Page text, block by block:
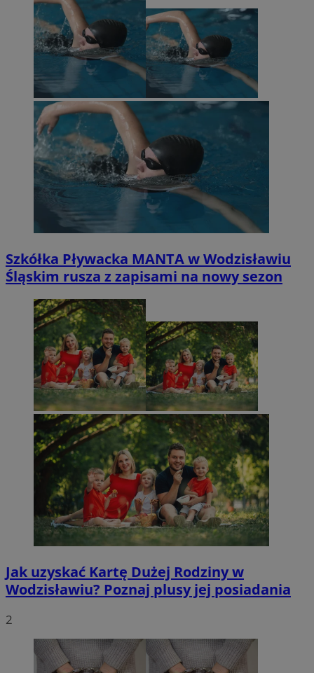
Szkółka Pływacka MANTA w Wodzisławiu
Śląskim rusza z zapisami na nowy sezon
Jak uzyskać Kartę Dużej Rodziny w
Wodzisławiu? Poznaj plusy jej posiadania
2